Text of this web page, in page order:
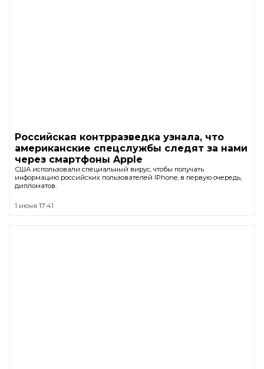
Российская контрразведка узнала, что
американские спецслужбы следят за нами
через смартфоны Apple
США использовали специальный вирус, чтобы получать
информацию российских пользователей IPhone, в первую очередь,
дипломатов.
1 июня 17:41